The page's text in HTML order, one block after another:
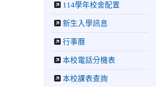
請查照。
2026-06-29
榮譽
校跆拳道隊參加115年花蓮
市「市長盃」跆拳道錦標賽
榮獲佳績！
2026-06-16
榮譽
賀 本
校跆拳道隊參加115年第三
114學年校舍配置
新生入學訊息
行事曆
本校電話分機表
本校課表查詢